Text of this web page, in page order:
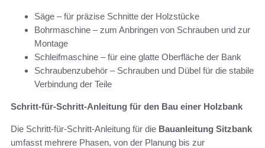
Säge – für präzise Schnitte der Holzstücke
Bohrmaschine – zum Anbringen von Schrauben und zur
Montage
Schleifmaschine – für eine glatte Oberfläche der Bank
Schraubenzubehör – Schrauben und Dübel für die stabile
Verbindung der Teile
Schritt-für-Schritt-Anleitung für den Bau einer Holzbank
Die Schritt-für-Schritt-Anleitung für die Bauanleitung Sitzbank
umfasst mehrere Phasen, von der Planung bis zur